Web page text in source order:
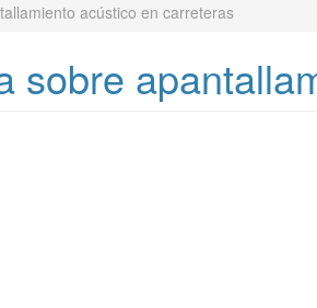
acústico en carreteras
sobre